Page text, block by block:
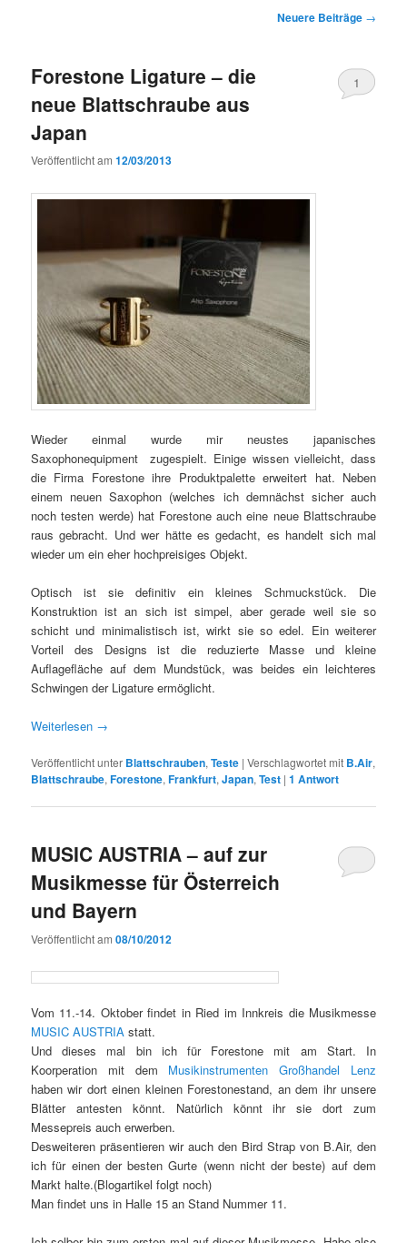
Neuere Beiträge →
Forestone Ligature – die
neue Blattschraube aus
Japan
Veröffentlicht am12/03/2013
1
Wieder einmal wurde mir neustes japanisches
Saxophonequipment zugespielt. Einige wissen vielleicht, dass
die Firma Forestone ihre Produktpalette erweitert hat. Neben
einem neuen Saxophon (welches ich demnächst sicher auch
noch testen werde) hat Forestone auch eine neue Blattschraube
raus gebracht. Und wer hätte es gedacht, es handelt sich mal
wieder um ein eher hochpreisiges Objekt.
Optisch ist sie definitiv ein kleines Schmuckstück. Die
Konstruktion ist an sich ist simpel, aber gerade weil sie so
schicht und minimalistisch ist, wirkt sie so edel. Ein weiterer
Vorteil des Designs ist die reduzierte Masse und kleine
Auflagefläche auf dem Mundstück, was beides ein leichteres
Schwingen der Ligature ermöglicht.
Weiterlesen →
Veröffentlicht unter Blattschrauben,Teste |Verschlagwortet mit B.Air,
Blattschraube,Forestone,Frankfurt,Japan,Test |1 Antwort
MUSIC AUSTRIA – auf zur
Musikmesse für Österreich
und Bayern
Veröffentlicht am08/10/2012
Vom 11.-14. Oktober findet in Ried im Innkreis die Musikmesse
MUSIC AUSTRIA statt.
Und dieses mal bin ich für Forestone mit am Start. In
Koorperation mit dem Musikinstrumenten Großhandel Lenz
haben wir dort einen kleinen Forestonestand, an dem ihr unsere
Blätter antesten könnt. Natürlich könnt ihr sie dort zum
Messepreis auch erwerben.
Desweiteren präsentieren wir auch den Bird Strap von B.Air, den
ich für einen der besten Gurte (wenn nicht der beste) auf dem
Markt halte.(Blogartikel folgt noch)
Man findet uns in Halle 15 an Stand Nummer 11.